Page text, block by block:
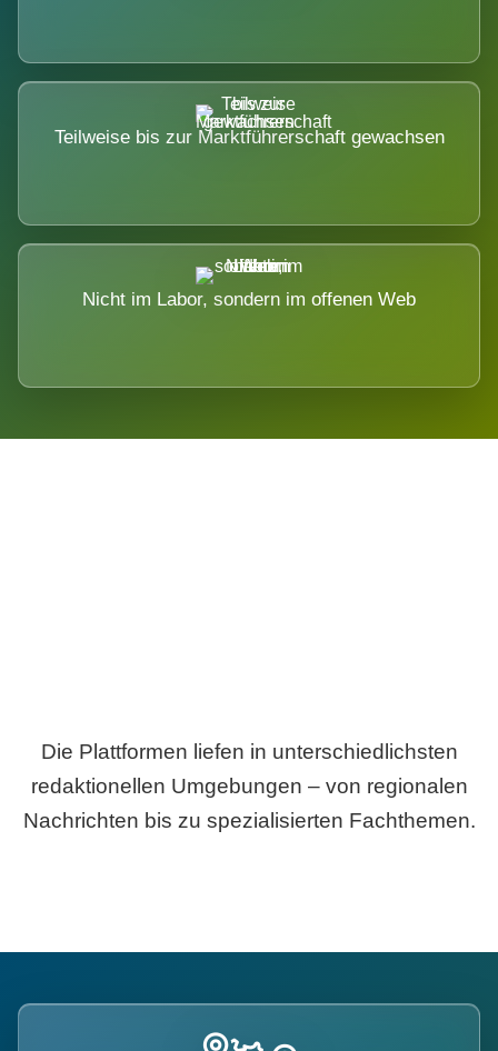
Teilweise bis zur Marktführerschaft gewachsen
Nicht im Labor, sondern im offenen Web
Die Plattformen liefen in unterschiedlichsten
redaktionellen Umgebungen – von regionalen
Nachrichten bis zu spezialisierten Fachthemen.